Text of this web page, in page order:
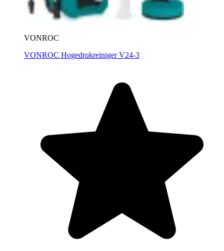
VONROC
VONROC Hogedrukreiniger V24-3